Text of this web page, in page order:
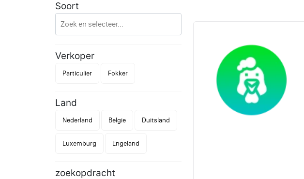
Soort
Verkoper
Particulier Fokker
Land
Nederland Belgie Duitsland
Luxemburg Engeland
zoekopdracht